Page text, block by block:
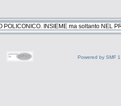
Powered by SMF